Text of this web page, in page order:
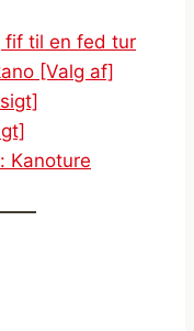
fif til en fed tur
[Valg af]
Kanoture